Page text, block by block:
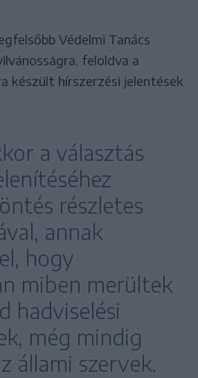
Védelmi Tanács
feloldva a
készült hírszerzési jelentések
a választás
részletes
annak
hogy
miben merültek
hadviselési
még mindig
állami szervek.